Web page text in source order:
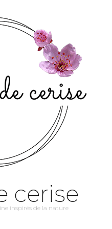
cerise
inspirés de la nature